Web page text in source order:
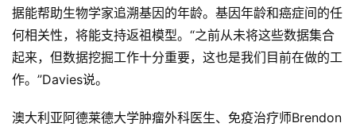
据能帮助生物学家追溯基因的年龄。基因年龄和癌症间的任
何相关性，将能支持返祖模型。“之前从未将这些数据集合
起来，但数据挖掘工作十分重要，这也是我们目前在做的工
作。”Davies说。
澳大利亚阿德莱德大学肿瘤外科医生、免疫治疗师Brendon